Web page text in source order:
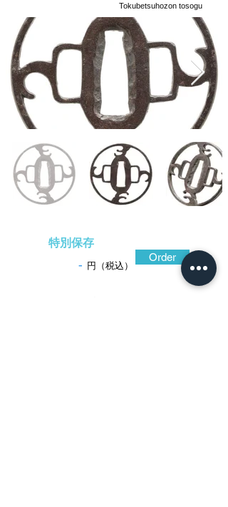
Tokubetsuhozon tosogu
特別保存
- 円（税込）
Order